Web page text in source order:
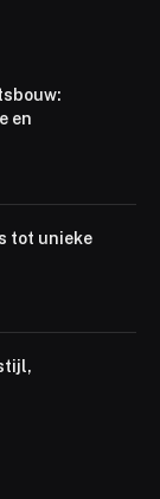
en
tot unieke